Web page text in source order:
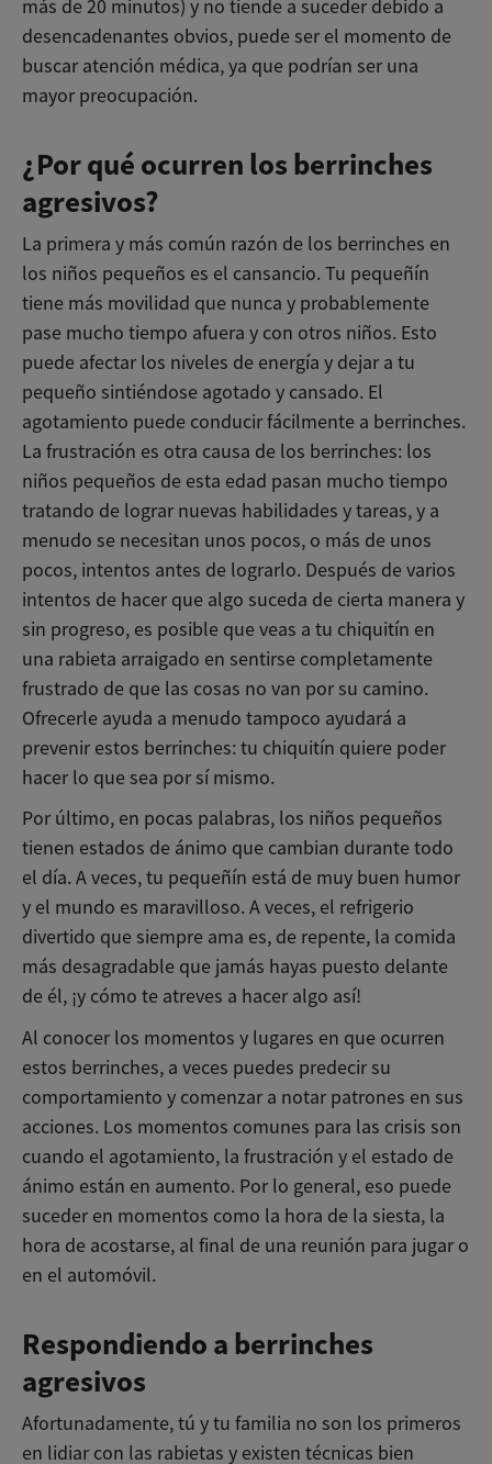
más de 20 minutos) y no tiende a suceder debido a
desencadenantes obvios, puede ser el momento de
buscar atención médica, ya que podrían ser una
mayor preocupación.
¿Por qué ocurren los berrinches
agresivos?
La primera y más común razón de los berrinches en
los niños pequeños es el cansancio. Tu pequeñín
tiene más movilidad que nunca y probablemente
pase mucho tiempo afuera y con otros niños. Esto
puede afectar los niveles de energía y dejar a tu
pequeño sintiéndose agotado y cansado. El
agotamiento puede conducir fácilmente a berrinches.
La frustración es otra causa de los berrinches: los
niños pequeños de esta edad pasan mucho tiempo
tratando de lograr nuevas habilidades y tareas, y a
menudo se necesitan unos pocos, o más de unos
pocos, intentos antes de lograrlo. Después de varios
intentos de hacer que algo suceda de cierta manera y
sin progreso, es posible que veas a tu chiquitín en
una rabieta arraigado en sentirse completamente
frustrado de que las cosas no van por su camino.
Ofrecerle ayuda a menudo tampoco ayudará a
prevenir estos berrinches: tu chiquitín quiere poder
hacer lo que sea por sí mismo.
Por último, en pocas palabras, los niños pequeños
tienen estados de ánimo que cambian durante todo
el día. A veces, tu pequeñín está de muy buen humor
y el mundo es maravilloso. A veces, el refrigerio
divertido que siempre ama es, de repente, la comida
más desagradable que jamás hayas puesto delante
de él, ¡y cómo te atreves a hacer algo así!
Al conocer los momentos y lugares en que ocurren
estos berrinches, a veces puedes predecir su
comportamiento y comenzar a notar patrones en sus
acciones. Los momentos comunes para las crisis son
cuando el agotamiento, la frustración y el estado de
ánimo están en aumento. Por lo general, eso puede
suceder en momentos como la hora de la siesta, la
hora de acostarse, al final de una reunión para jugar o
en el automóvil.
Respondiendo a berrinches
agresivos
Afortunadamente, tú y tu familia no son los primeros
en lidiar con las rabietas y existen técnicas bien